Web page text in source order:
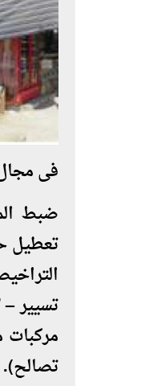
فى
تصالح).